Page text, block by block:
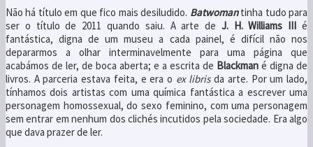
Não há título em que fico mais desiludido. Batwomantinha tudo para
ser o título de 2011 quando saiu. A arte de J. H. Williams III é
fantástica, digna de um museu a cada painel, é difícil não nos
depararmos a olhar interminavelmente para uma página que
acabámos de ler, de boca aberta; e a escrita de Blackman é digna de
livros. A parceria estava feita, e era o ex librisda arte. Por um lado,
tínhamos dois artistas com uma química fantástica a escrever uma
personagem homossexual, do sexo feminino, com uma personagem
sem entrar em nenhum dos clichés incutidos pela sociedade. Era algo
que dava prazer de ler.